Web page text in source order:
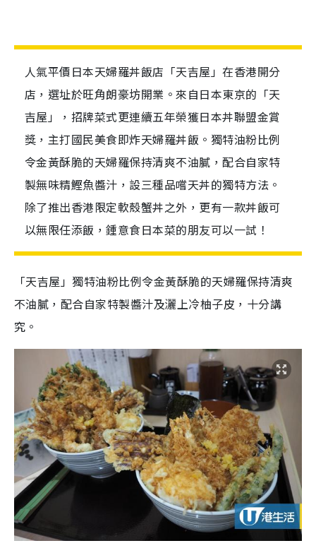
人氣平價日本天婦羅丼飯店「天吉屋」在香港開分
店，選址於旺角朗豪坊開業。來自日本東京的「天
吉屋」，招牌菜式更連續五年榮獲日本丼聯盟金賞
獎，主打國民美食即炸天婦羅丼飯。獨特油粉比例
令金黃酥脆的天婦羅保持清爽不油膩，配合自家特
製無味精鰹魚醬汁，設三種品嚐天丼的獨特方法。
除了推出香港限定軟殼蟹丼之外，更有一款丼飯可
以無限任添飯，鍾意食日本菜的朋友可以一試！
「天吉屋」獨特油粉比例令金黃酥脆的天婦羅保持清爽
不油膩，配合自家特製醬汁及灑上冷柚子皮，十分講
究。